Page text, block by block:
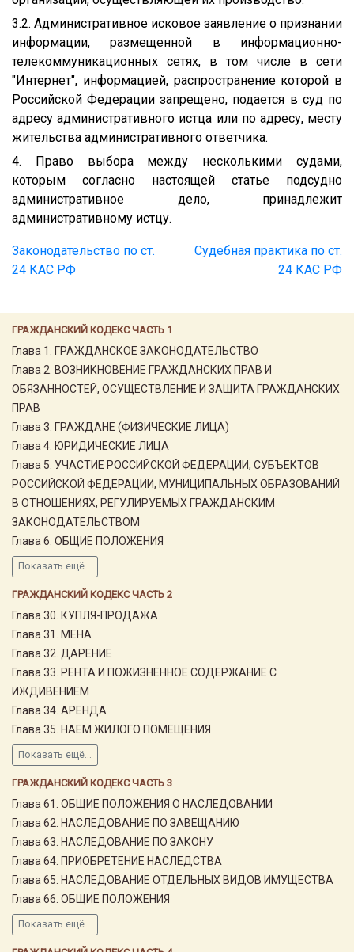
ГРАЖДАНСКИЙ КОДЕКС ЧАСТЬ 1
Глава 1. ГРАЖДАНСКОЕ ЗАКОНОДАТЕЛЬСТВО
Глава 2. ВОЗНИКНОВЕНИЕ ГРАЖДАНСКИХ ПРАВ И
ОБЯЗАННОСТЕЙ, ОСУЩЕСТВЛЕНИЕ И ЗАЩИТА ГРАЖДАНСКИХ
ПРАВ
Глава 3. ГРАЖДАНЕ (ФИЗИЧЕСКИЕ ЛИЦА)
Глава 4. ЮРИДИЧЕСКИЕ ЛИЦА
Глава 5. УЧАСТИЕ РОССИЙСКОЙ ФЕДЕРАЦИИ, СУБЪЕКТОВ
РОССИЙСКОЙ ФЕДЕРАЦИИ, МУНИЦИПАЛЬНЫХ ОБРАЗОВАНИЙ
В ОТНОШЕНИЯХ, РЕГУЛИРУЕМЫХ ГРАЖДАНСКИМ
ЗАКОНОДАТЕЛЬСТВОМ
Глава 6. ОБЩИЕ ПОЛОЖЕНИЯ
Показать ещё...
ГРАЖДАНСКИЙ КОДЕКС ЧАСТЬ 2
Глава 30. КУПЛЯ-ПРОДАЖА
Глава 31. МЕНА
Глава 32. ДАРЕНИЕ
Глава 33. РЕНТА И ПОЖИЗНЕННОЕ СОДЕРЖАНИЕ С
ИЖДИВЕНИЕМ
Глава 34. АРЕНДА
Глава 35. НАЕМ ЖИЛОГО ПОМЕЩЕНИЯ
Показать ещё...
ГРАЖДАНСКИЙ КОДЕКС ЧАСТЬ 3
Глава 61. ОБЩИЕ ПОЛОЖЕНИЯ О НАСЛЕДОВАНИИ
Глава 62. НАСЛЕДОВАНИЕ ПО ЗАВЕЩАНИЮ
Глава 63. НАСЛЕДОВАНИЕ ПО ЗАКОНУ
Глава 64. ПРИОБРЕТЕНИЕ НАСЛЕДСТВА
Глава 65. НАСЛЕДОВАНИЕ ОТДЕЛЬНЫХ ВИДОВ ИМУЩЕСТВА
Глава 66. ОБЩИЕ ПОЛОЖЕНИЯ
Показать ещё...
3.2. Административное исковое заявление о признании
информации, размещенной в информационно-
телекоммуникационных сетях, в том числе в сети
"Интернет", информацией, распространение которой в
Российской Федерации запрещено, подается в суд по
адресу административного истца или по адресу, месту
жительства административного ответчика.
4. Право выбора между несколькими судами,
которым согласно настоящей статье подсудно
административное дело, принадлежит
административному истцу.
Законодательство по ст.
24 КАС РФ
Судебная практика по ст.
24 КАС РФ